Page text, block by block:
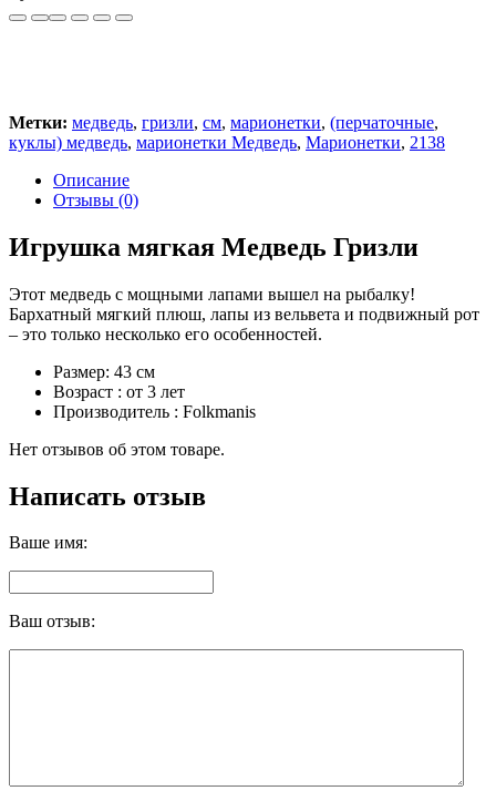
Метки: медведь, гризли, см, марионетки, (перчаточные,
куклы) медведь, марионетки Медведь, Марионетки, 2138
Описание
Отзывы (0)
Игрушка мягкая Медведь Гризли
Этот медведь с мощными лапами вышел на рыбалку!
Бархатный мягкий плюш, лапы из вельвета и подвижный рот
– это только несколько его особенностей.
Размер: 43 см
Возраст : от 3 лет
Производитель : Folkmanis
Нет отзывов об этом товаре.
Написать отзыв
Ваше имя:
Ваш отзыв: